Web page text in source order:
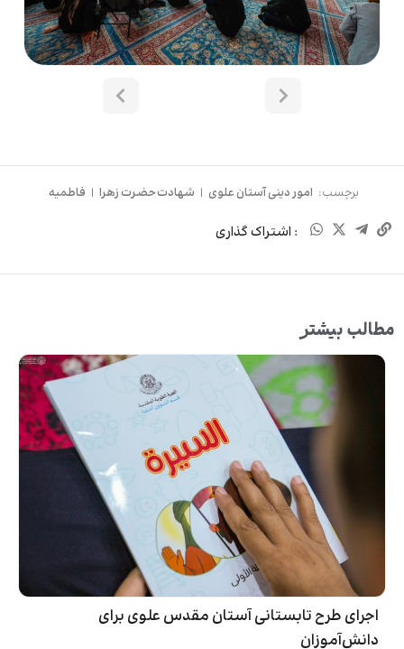
برچسب: امور دینی آستان علوی | شهادت حضرت زهرا | فاطمیه
: اشتراک گذاری
مطالب بیشتر
اجرای طرح تابستانی آستان مقدس علوی برای
دانش‌آموزان